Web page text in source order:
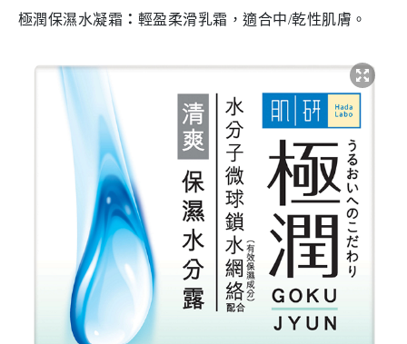
極潤保濕水凝霜 ： 輕盈柔滑乳霜，適合中/乾性肌膚。